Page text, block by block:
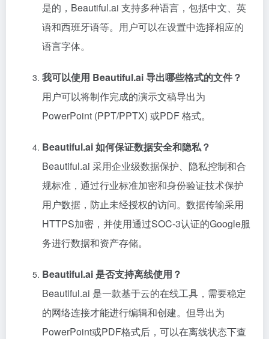
是的，Beautiful.ai 支持多种语言，包括中文、英
语和西班牙语等。用户可以在设置中选择相应的
语言字体。
我可以使用 Beautiful.ai 导出哪些格式的文件？
用户可以将制作完成的演示文稿导出为
PowerPoint (PPT/PPTX) 或PDF 格式。
Beautiful.ai 如何保证数据安全和隐私？
Beautiful.ai 采用企业级数据保护、隐私控制和合
规标准，通过行业标准加密和身份验证技术保护
用户数据，防止未经授权的访问。数据传输采用
HTTPS加密，并使用通过SOC-3认证的Google服
务进行数据和资产存储。
Beautiful.ai 是否支持离线使用？
Beautiful.ai 是一款基于云的在线工具，需要稳定
的网络连接才能进行编辑和创建。但导出为
PowerPoint或PDF格式后，可以在离线状态下查